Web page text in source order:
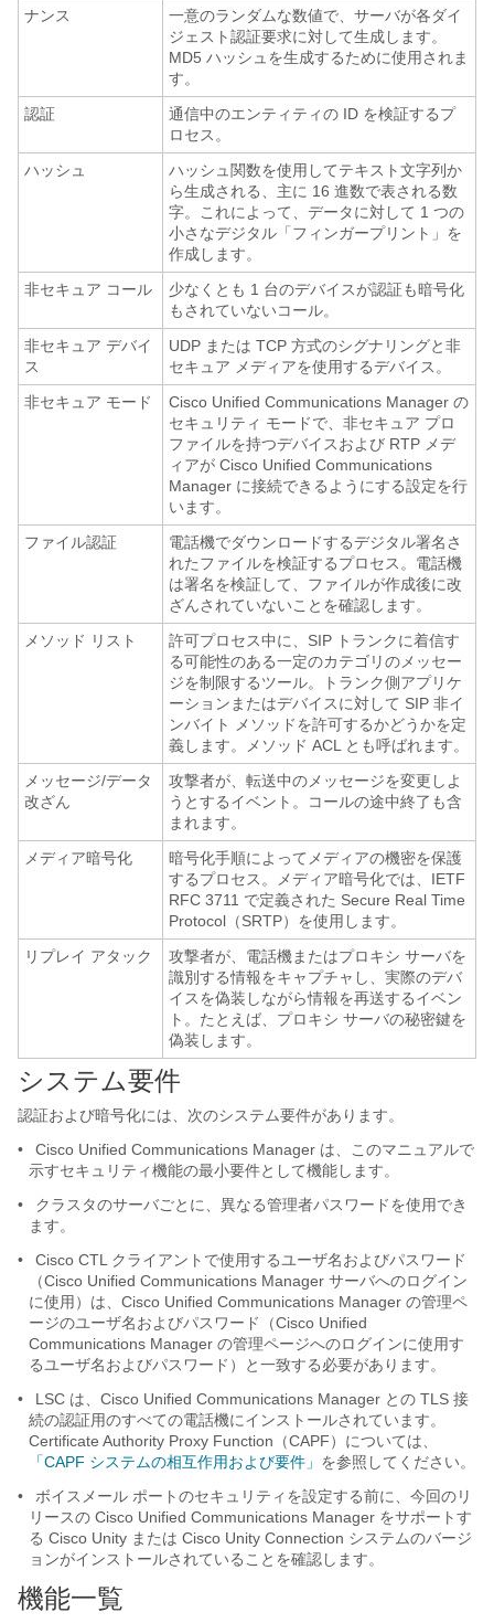
ナンス
一意のランダムな数値で、サーバが各ダイ
ジェスト認証要求に対して生成します。
MD5 ハッシュを生成するために使用されま
す。
認証
通信中のエンティティの ID を検証するプ
ロセス。
ハッシュ
ハッシュ関数を使用してテキスト文字列か
ら生成される、主に 16 進数で表される数
字。これによって、データに対して 1 つの
小さなデジタル「フィンガープリント」を
作成します。
非セキュア コール
少なくとも 1 台のデバイスが認証も暗号化
もされていないコール。
非セキュア デバイ
ス
UDP または TCP 方式のシグナリングと非
セキュア メディアを使用するデバイス。
非セキュア モード
Cisco Unified Communications Manager の
セキュリティ モードで、非セキュア プロ
ファイルを持つデバイスおよび RTP メデ
ィアが Cisco Unified Communications
Manager に接続できるようにする設定を行
います。
ファイル認証
電話機でダウンロードするデジタル署名さ
れたファイルを検証するプロセス。電話機
は署名を検証して、ファイルが作成後に改
ざんされていないことを確認します。
メソッド リスト
許可プロセス中に、SIP トランクに着信す
る可能性のある一定のカテゴリのメッセー
ジを制限するツール。トランク側アプリケ
ーションまたはデバイスに対して SIP 非イ
ンバイト メソッドを許可するかどうかを定
義します。メソッド ACL とも呼ばれます。
メッセージ/データ
改ざん
攻撃者が、転送中のメッセージを変更しよ
うとするイベント。コールの途中終了も含
まれます。
メディア暗号化
暗号化手順によってメディアの機密を保護
するプロセス。メディア暗号化では、IETF
RFC 3711 で定義された Secure Real Time
Protocol（SRTP）を使用します。
リプレイ アタック
攻撃者が、電話機またはプロキシ サーバを
識別する情報をキャプチャし、実際のデバ
イスを偽装しながら情報を再送するイベン
ト。たとえば、プロキシ サーバの秘密鍵を
偽装します。
システム要件
認証および暗号化には、次のシステム要件があります。
•
Cisco Unified Communications Manager は、このマニュアルで
示すセキュリティ機能の最小要件として機能します。
•
クラスタのサーバごとに、異なる管理者パスワードを使用でき
ます。
•
Cisco CTL クライアントで使用するユーザ名およびパスワード
（Cisco Unified Communications Manager サーバへのログイン
に使用）は、Cisco Unified Communications Manager の管理ペ
ージのユーザ名およびパスワード（Cisco Unified
Communications Manager の管理ページへのログインに使用す
るユーザ名およびパスワード）と一致する必要があります。
•
LSC は、Cisco Unified Communications Manager との TLS 接
続の認証用のすべての電話機にインストールされています。
Certificate Authority Proxy Function（CAPF）については、
「CAPF システムの相互作用および要件」 を参照してください。
•
ボイスメール ポートのセキュリティを設定する前に、今回のリ
リースの Cisco Unified Communications Manager をサポートす
る Cisco Unity または Cisco Unity Connection システムのバージ
ョンがインストールされていることを確認します。
機能一覧